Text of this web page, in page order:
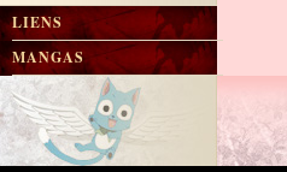
LIENS
MANGAS